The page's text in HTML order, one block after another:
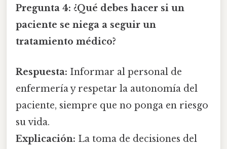
Pregunta 4: ¿Qué debes hacer si un
paciente se niega a seguir un
tratamiento médico?
Respuesta: Informar al personal de
enfermería y respetar la autonomía del
paciente, siempre que no ponga en riesgo
su vida.
Explicación: La toma de decisiones del